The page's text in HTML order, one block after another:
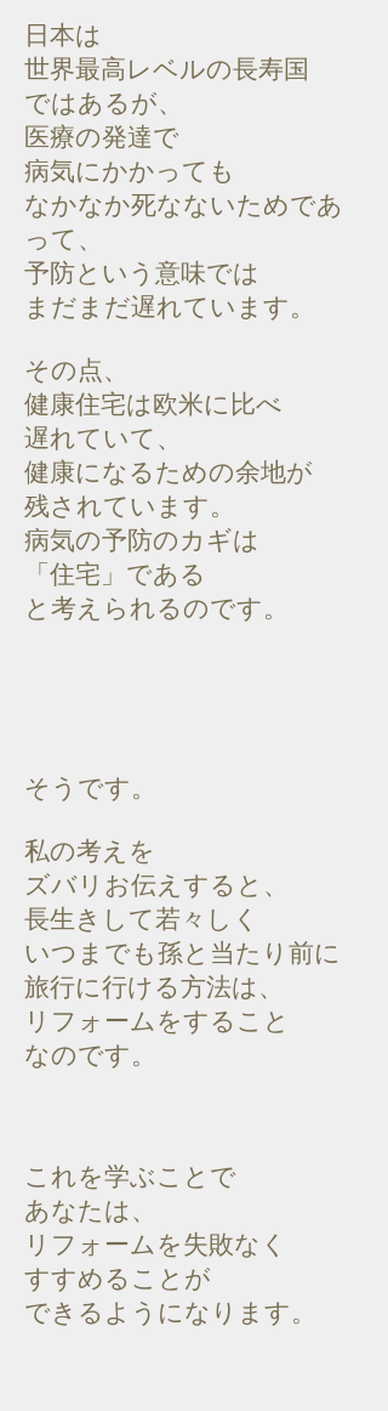
日本は
世界最高レベルの長寿国
ではあるが、
医療の発達で
病気にかかっても
なかなか死なないためであ
って、
予防という意味では
まだまだ遅れています。
その点、
健康住宅は欧米に比べ
遅れていて、
健康になるための余地が
残されています。
病気の予防のカギは
「住宅」である
と考えられるのです。
そうです。
私の考えを
ズバリお伝えすると、
長生きして若々しく
いつまでも孫と当たり前に
旅行に行ける方法は、
リフォームをすること
なのです。
これを学ぶことで
あなたは、
リフォームを失敗なく
すすめることが
できるようになります。